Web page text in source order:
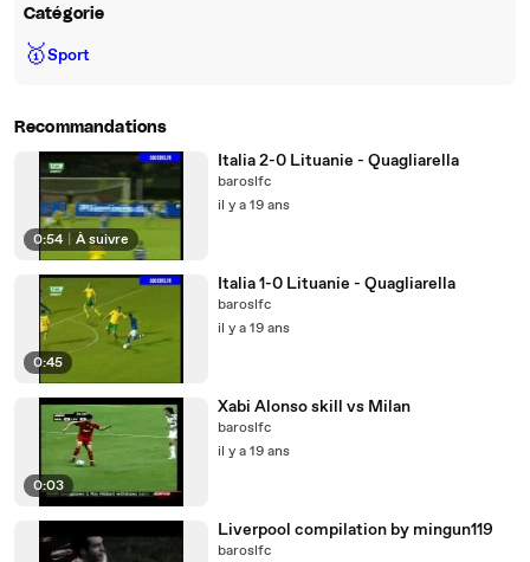
Catégorie
🥇Sport
Recommandations
0:54 À suivre
Italia 2-0 Lituanie - Quagliarella
baroslfc
il y a 19 ans
0:45
Italia 1-0 Lituanie - Quagliarella
baroslfc
il y a 19 ans
0:03
Xabi Alonso skill vs Milan
baroslfc
il y a 19 ans
Liverpool compilation by mingun119
baroslfc